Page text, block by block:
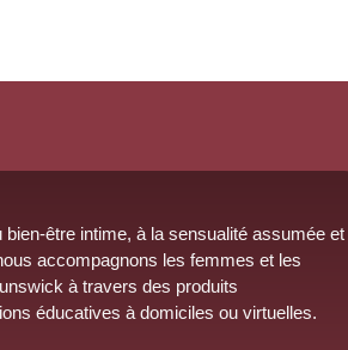
bien-être intime, à la sensualité assumée et
accompagnons les femmes et les
à travers des produits
éducatives à domiciles ou virtuelles.